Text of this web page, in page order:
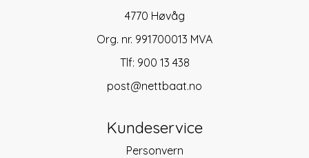
4770 Høvåg
Org. nr. 991700013 MVA
Tlf: 900 13 438
post@nettbaat.no
Kundeservice
Personvern